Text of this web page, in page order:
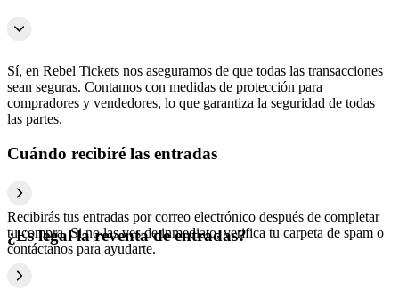
Sí, en Rebel Tickets nos aseguramos de que todas las transacciones
sean seguras. Contamos con medidas de protección para
compradores y vendedores, lo que garantiza la seguridad de todas
las partes.
Cuándo recibiré las entradas
Recibirás tus entradas por correo electrónico después de completar
tu compra. Si no las ves de inmediato, verifica tu carpeta de spam o
contáctanos para ayudarte.
¿Es legal la reventa de entradas?